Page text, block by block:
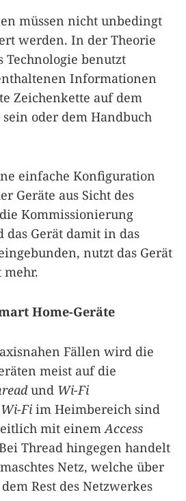
müssen nicht unbedingt
werden. In der Theorie
Technologie benutzt
Informationen
Zeichenkette auf dem
oder dem Handbuch
einfache Konfiguration
Geräte aus Sicht des
Kommissionierung
das Gerät damit in das
nutzt das Gerät
Home-Geräte
Fällen wird die
meist auf die
und Wi-Fi
Wi-Fi im Heimbereich sind
mit einem Access
Thread hingegen handelt
Netz, welche über
Rest des Netzwerkes